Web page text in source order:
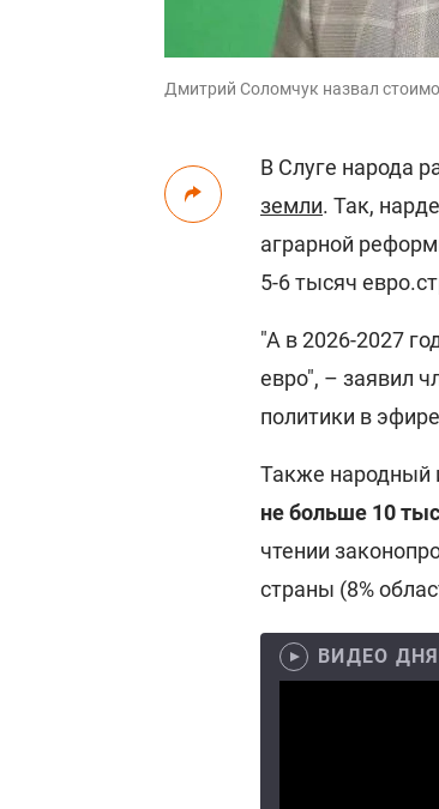
Дмитрий Соломчук назвал
В Слуге народа
земли. Так,
аграрной
5-6 тысяч
"А в 2026-2027
евро", – заявил
политики в эфире
Также народный
не больше 10
чтении
страны (8%
ВИДЕО ДНЯ